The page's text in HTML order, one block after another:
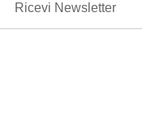
Ricevi Newsletter